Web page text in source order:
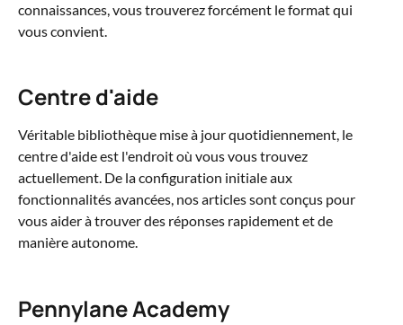
connaissances, vous trouverez forcément le format qui
vous convient.
Centre d'aide
Véritable bibliothèque mise à jour quotidiennement, le
centre d'aide est l'endroit où vous vous trouvez
actuellement. De la configuration initiale aux
fonctionnalités avancées, nos articles sont conçus pour
vous aider à trouver des réponses rapidement et de
manière autonome.
Pennylane Academy